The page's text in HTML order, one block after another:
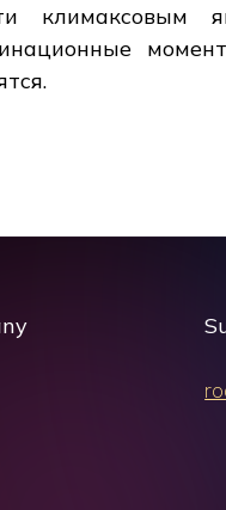
климаксовым